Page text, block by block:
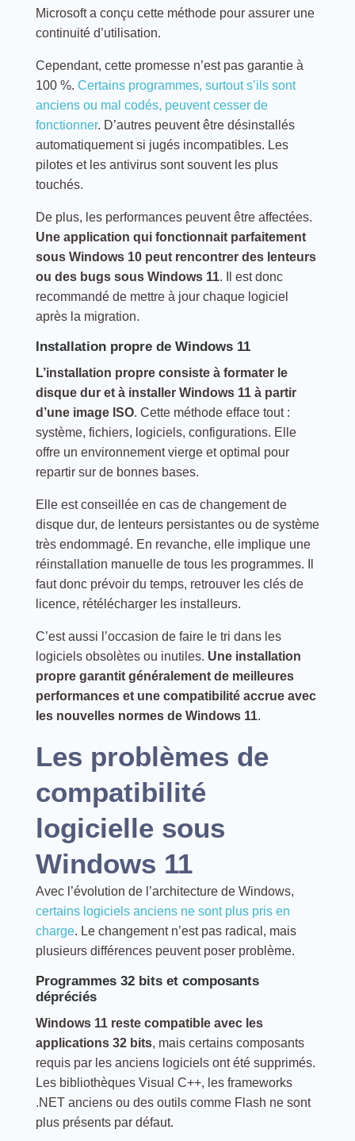
Microsoft a conçu cette méthode pour assurer une
continuité d’utilisation.
Cependant, cette promesse n’est pas garantie à
100 %. Certains programmes, surtout s’ils sont
anciens ou mal codés, peuvent cesser de
fonctionner. D’autres peuvent être désinstallés
automatiquement si jugés incompatibles. Les
pilotes et les antivirus sont souvent les plus
touchés.
De plus, les performances peuvent être affectées.
Une application qui fonctionnait parfaitement
sous Windows 10 peut rencontrer des lenteurs
ou des bugs sous Windows 11. Il est donc
recommandé de mettre à jour chaque logiciel
après la migration.
Installation propre de Windows 11
L’installation propre consiste à formater le
disque dur et à installer Windows 11 à partir
d’une image ISO. Cette méthode efface tout :
système, fichiers, logiciels, configurations. Elle
offre un environnement vierge et optimal pour
repartir sur de bonnes bases.
Elle est conseillée en cas de changement de
disque dur, de lenteurs persistantes ou de système
très endommagé. En revanche, elle implique une
réinstallation manuelle de tous les programmes. Il
faut donc prévoir du temps, retrouver les clés de
licence, rétélécharger les installeurs.
C’est aussi l’occasion de faire le tri dans les
logiciels obsolètes ou inutiles. Une installation
propre garantit généralement de meilleures
performances et une compatibilité accrue avec
les nouvelles normes de Windows 11.
Les problèmes de
compatibilité
logicielle sous
Windows 11
Avec l’évolution de l’architecture de Windows,
certains logiciels anciens ne sont plus pris en
charge. Le changement n’est pas radical, mais
plusieurs différences peuvent poser problème.
Programmes 32 bits et composants
dépréciés
Windows 11 reste compatible avec les
applications 32 bits, mais certains composants
requis par les anciens logiciels ont été supprimés.
Les bibliothèques Visual C++, les frameworks
.NET anciens ou des outils comme Flash ne sont
plus présents par défaut.